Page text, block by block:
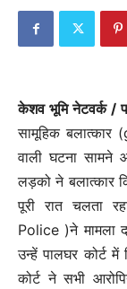
केशव भूमि नेटवर्क /
सामूहिक
वाली घटना
लड़को ने बलात्कार
पूरी रात चलता
Police )ने मामला
उन्हें पालघर कोर्ट
कोर्ट ने सभी